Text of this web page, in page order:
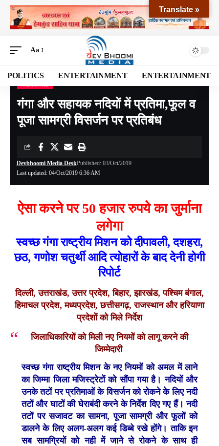
Aa
POLITICS ENTERTAINMENT ENTERTAINMENT
Devbhoomi Media>Blog>NATIONAL>गंगा और सहायक नदियों में प्रतिमा,फूल व पूजा सामग्री विसर्जन पर प्रतिबंध
गंगा और सहायक नदियों में प्रतिमा,फूल व
पूजा सामग्री विसर्जन पर प्रतिबंध
Last updated: 04/Oct/2019 6:36 AM
Devbhoomi Media DeskPublished: 03/Oct/2019
ऐसा करने पर 50 हजार रुपये का जुर्माना
लगेगा
स्वच्छ गंगा राष्ट्रीय मिशन को दीपावली, दशहरा,
छठ, गणोश चतुर्थी आदि त्योहारों के बाद देनी होगी
रिपोर्ट
दिल्ली, उत्तराखंड, उत्तर प्रदेश, बिहार, झारखंड, पश्चिम बंगाल,
हिमाचल प्रदेश, मध्यप्रदेश, छत्तीसगढ़, राजस्थान और हरियाणा
प्रदेशों को मिले निर्देश
जिलाधिकारियों को मिली नए नियमों को लागू करने की
जिम्मेदारी
स्वच्छ गंगा राष्ट्रीय मिशन के नए नियमों को अमल में लाने
का जिम्मा जिला मजिस्ट्रेटों को सौंपा गया है। नदियों और
उनके तटों पर प्रतिमाओं के विसर्जन को रोकने के लिए नदी
तटों और घाटों की घेराबंदी करने के निर्देश दिए गए हैं। नदी
तटों पर सजावट का सामना, पूजा सामग्री और फूलों को
डालने के लिए अलग-अलग कई डिब्बे रखे होंगे। ताकि इन
सब सामग्रियों को नही में जाने से रोकने के साथ ही
Translate »